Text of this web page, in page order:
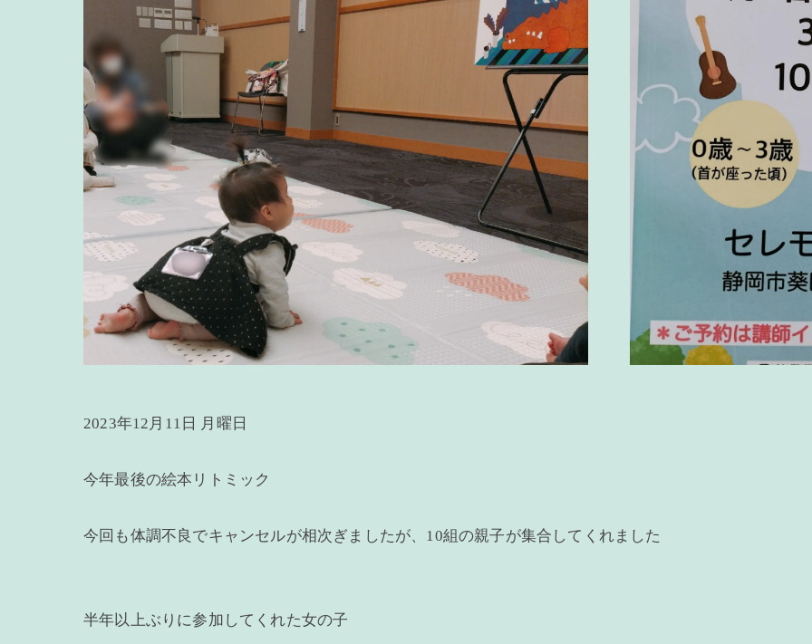
2023年12月11日 月曜日
今年最後の絵本リトミック
今回も体調不良でキャンセルが相次ぎましたが、10組の親子が集合してくれました
半年以上ぶりに参加してくれた女の子